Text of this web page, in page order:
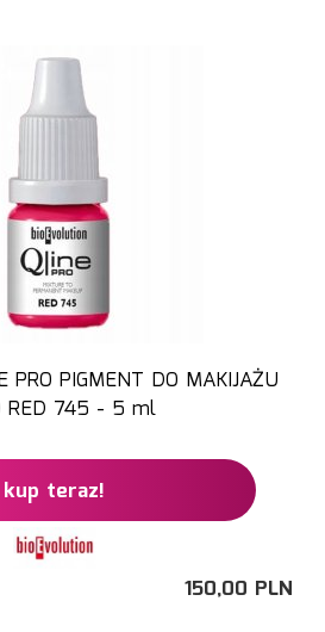
PIGMENT DO MAKIJAŻU
RED 745 - 5 ml
kup teraz!
150,00 PLN